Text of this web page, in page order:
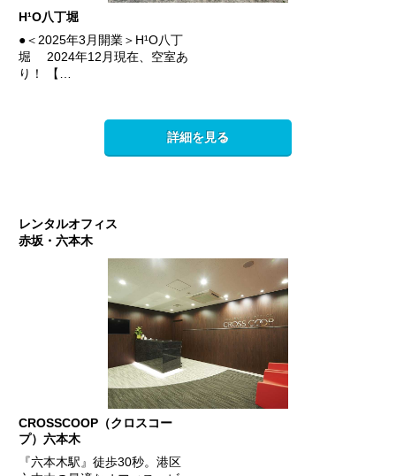
H¹O八丁堀
●＜2025年3月開業＞H¹O八丁
堀 2024年12月現在、空室あ
り！ 【…
詳細を見る
レンタルオフィス
赤坂・六本木
CROSSCOOP（クロスコー
プ）六本木
『六本木駅』徒歩30秒。港区